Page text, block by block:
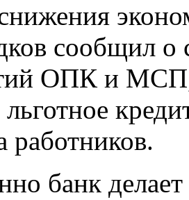
сообщил о
ОПК и МСП,
льготное
работников.
банк делает